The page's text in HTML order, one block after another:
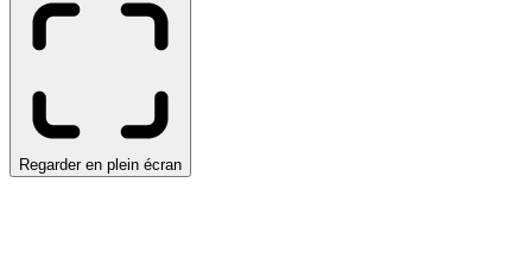
Regarder en plein écran